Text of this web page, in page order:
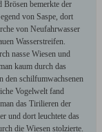
bemerkte der
von Saspe, dort
von Neufahrwasser
Wasserstreifen.
nasse Wiesen und
kaum durch das
den schilfumwachsenen
Vogelwelt fand
das Tirilieren der
und dort leuchtete das
die Wiesen stolzierte.